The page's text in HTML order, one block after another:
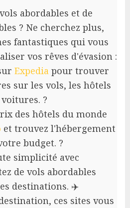
abordables et de
? Ne cherchez plus,
fantastiques qui vous
vos rêves d'évasion :
Expedia pour trouver
sur les vols, les hôtels
?
des hôtels du monde
et trouvez l'hébergement
budget. ?
simplicité avec
de vols abordables
destinations. ✈️
ces sites vous